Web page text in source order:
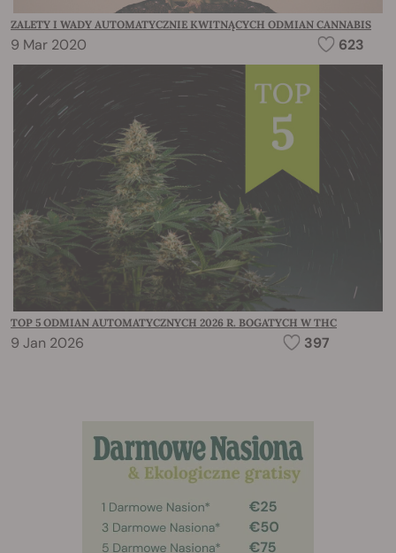
ZALETY I WADY AUTOMATYCZNIE KWITNĄCYCH ODMIAN CANNABIS
9 Mar 2020 623
TOP 5 ODMIAN AUTOMATYCZNYCH 2026 R. BOGATYCH W THC
9 Jan 2026 397